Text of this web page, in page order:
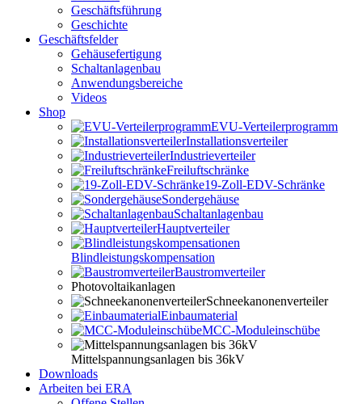
Geschäftsführung
Geschichte
Geschäftsfelder
Gehäusefertigung
Schaltanlagenbau
Anwendungsbereiche
Videos
Shop
EVU-Verteilerprogramm
Installationsverteiler
Industrieverteiler
Freiluftschränke
19-Zoll-EDV-Schränke
Sondergehäuse
Schaltanlagenbau
Hauptverteiler
Blindleistungskompensation
Baustromverteiler
Photovoltaikanlagen
Schneekanonenverteiler
Einbaumaterial
MCC-Moduleinschübe
Mittelspannungsanlagen bis 36kV
Downloads
Arbeiten bei ERA